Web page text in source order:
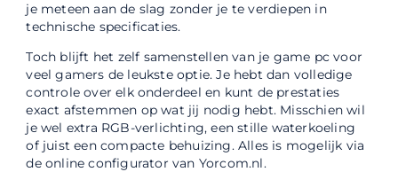
je meteen aan de slag zonder je te verdiepen in
technische specificaties.
Toch blijft het zelf samenstellen van je game pc voor
veel gamers de leukste optie. Je hebt dan volledige
controle over elk onderdeel en kunt de prestaties
exact afstemmen op wat jij nodig hebt. Misschien wil
je wel extra RGB-verlichting, een stille waterkoeling
of juist een compacte behuizing. Alles is mogelijk via
de online configurator van Yorcom.nl.